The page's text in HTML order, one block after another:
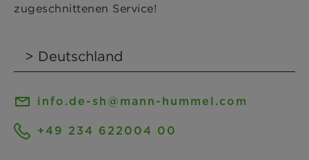
zugeschnittenen Service!
info.de-sh@mann-hummel.com
+49 234 622004 00